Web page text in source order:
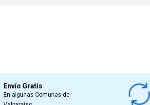
Envío Gratis
En algunas Comunas de